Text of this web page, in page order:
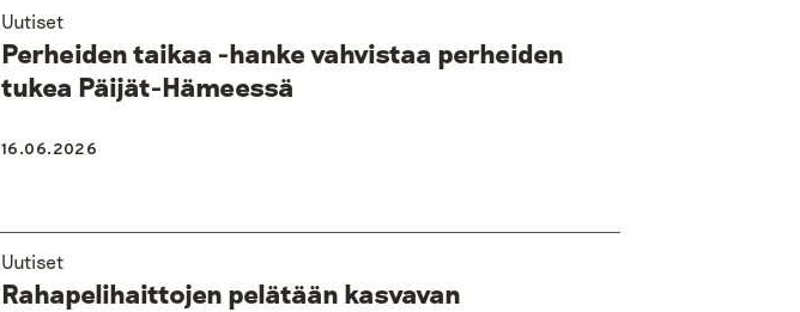
Uutiset
Perheiden taikaa -hanke vahvistaa perheiden
tukea Päijät-Hämeessä
16.06.2026
Uutiset
Rahapelihaittojen pelätään kasvavan